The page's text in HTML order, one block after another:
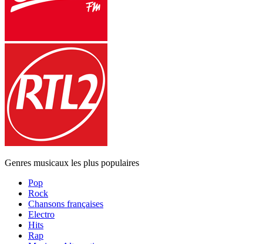
Genres musicaux les plus populaires
Pop
Rock
Chansons françaises
Electro
Hits
Rap